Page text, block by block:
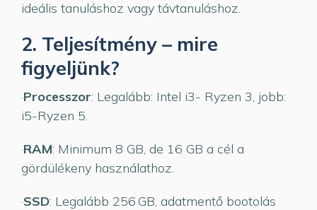
ideális tanuláshoz vagy távtanuláshoz.
2. Teljesítmény – mire
figyeljünk?
·Processzor: Legalább: Intel i3- Ryzen 3, jobb:
i5-Ryzen 5.
·RAM: Minimum 8 GB, de 16 GB a cél a
gördülékeny használathoz.
·SSD: Legalább 256 GB, adatmentő bootolás